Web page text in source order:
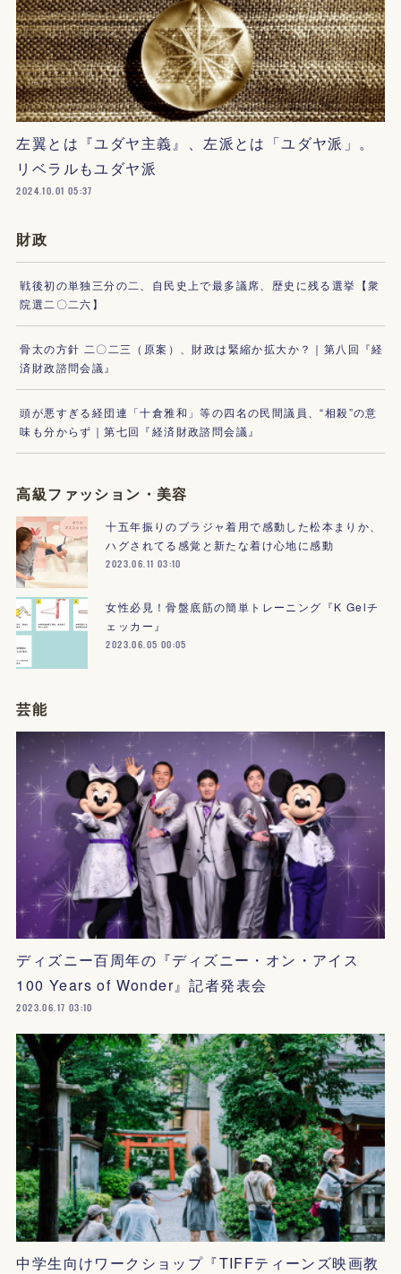
左翼とは『ユダヤ主義』、左派とは「ユダヤ派」。
リベラルもユダヤ派
2024.10.01 05:37
財政
戦後初の単独三分の二、自民史上で最多議席、歴史に残る選挙【衆
院選二〇二六】
骨太の方針 二〇二三（原案）、財政は緊縮か拡大か？｜第八回『経
済財政諮問会議』
頭が悪すぎる経団連「十倉雅和」等の四名の民間議員、“相殺”の意
味も分からず｜第七回『経済財政諮問会議』
高級ファッション・美容
十五年振りのブラジャ着用で感動した松本まりか、
ハグされてる感覚と新たな着け心地に感動
2023.06.11 03:10
女性必見！骨盤底筋の簡単トレーニング『K Gelチ
ェッカー』
2023.06.05 00:05
芸能
ディズニー百周年の『ディズニー・オン・アイス
100 Years of Wonder』記者発表会
2023.06.17 03:10
中学生向けワークショップ『TIFFティーンズ映画教